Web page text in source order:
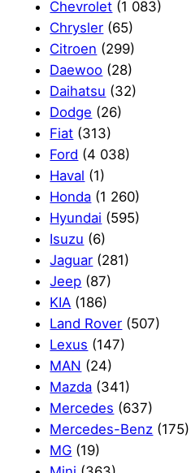
Chevrolet (1 083)
Chrysler (65)
Citroen (299)
Daewoo (28)
Daihatsu (32)
Dodge (26)
Fiat (313)
Ford (4 038)
Haval (1)
Honda (1 260)
Hyundai (595)
Isuzu (6)
Jaguar (281)
Jeep (87)
KIA (186)
Land Rover (507)
Lexus (147)
MAN (24)
Mazda (341)
Mercedes (637)
Mercedes-Benz (175)
MG (19)